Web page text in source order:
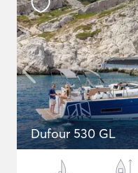
Dufour 530 GL